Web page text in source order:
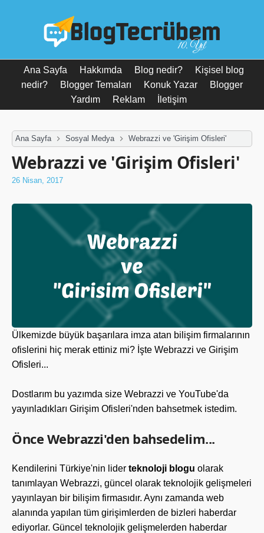
10. Yıl
Ana Sayfa Hakkımda Blog nedir?
Kişisel blog
nedir?
Blogger Temaları Konuk Yazar
Blogger
Yardım
Reklam İletişim
Ana Sayfa Sosyal Medya Webrazzi ve 'Girişim Ofisleri'
Webrazzi ve 'Girişim Ofisleri'
26 Nisan, 2017
Ülkemizde büyük başarılara imza atan bilişim firmalarının
ofislerini hiç merak ettiniz mi? İşte Webrazzi ve Girişim
Ofisleri...
Dostlarım bu yazımda size Webrazzi ve YouTube'da
yayınladıkları Girişim Ofisleri'nden bahsetmek istedim.
Önce Webrazzi'den bahsedelim...
Kendilerini Türkiye'nin lider teknoloji blogu olarak
tanımlayan Webrazzi, güncel olarak teknolojik gelişmeleri
yayınlayan bir bilişim firmasıdır. Aynı zamanda web
alanında yapılan tüm girişimlerden de bizleri haberdar
ediyorlar. Güncel teknolojik gelişmelerden haberdar